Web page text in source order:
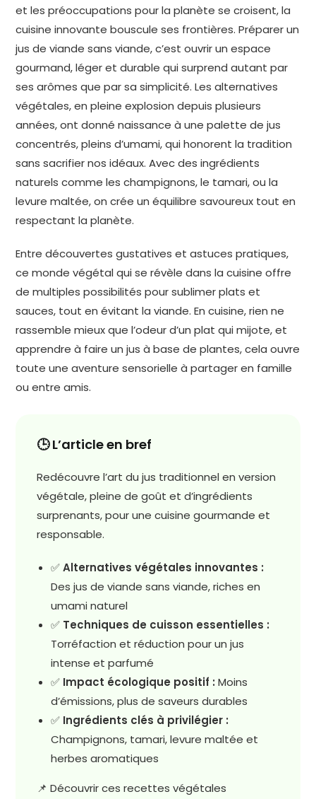
et les préoccupations pour la planète se croisent, la
cuisine innovante bouscule ses frontières. Préparer un
jus de viande sans viande, c’est ouvrir un espace
gourmand, léger et durable qui surprend autant par
ses arômes que par sa simplicité. Les alternatives
végétales, en pleine explosion depuis plusieurs
années, ont donné naissance à une palette de jus
concentrés, pleins d’umami, qui honorent la tradition
sans sacrifier nos idéaux. Avec des ingrédients
naturels comme les champignons, le tamari, ou la
levure maltée, on crée un équilibre savoureux tout en
respectant la planète.
Entre découvertes gustatives et astuces pratiques,
ce monde végétal qui se révèle dans la cuisine offre
de multiples possibilités pour sublimer plats et
sauces, tout en évitant la viande. En cuisine, rien ne
rassemble mieux que l’odeur d’un plat qui mijote, et
apprendre à faire un jus à base de plantes, cela ouvre
toute une aventure sensorielle à partager en famille
ou entre amis.
🕒 L’article en bref
Redécouvre l’art du jus traditionnel en version
végétale, pleine de goût et d’ingrédients
surprenants, pour une cuisine gourmande et
responsable.
✅Alternatives végétales innovantes :
Des jus de viande sans viande, riches en
umami naturel
✅ Techniques de cuisson essentielles :
Torréfaction et réduction pour un jus
intense et parfumé
✅ Impact écologique positif : Moins
d’émissions, plus de saveurs durables
✅ Ingrédients clés à privilégier :
Champignons, tamari, levure maltée et
herbes aromatiques
📌 Découvrir ces recettes végétales